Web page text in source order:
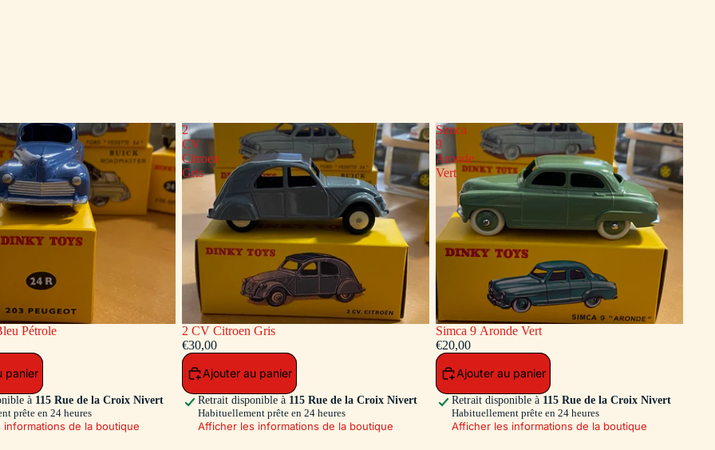
Pétrole
panier
à 115 Rue de la Croix Nivert
prête en 24 heures
de la boutique
2
CV
Citroen
Gris
2 CV Citroen Gris
€30,00
Ajouter au panier
Retrait disponible à 115 Rue de la Croix Nivert
Habituellement prête en 24 heures
Afficher les informations de la boutique
Simca
9
Aronde
Vert
Simca 9 Aronde Vert
€20,00
Ajouter au panier
Retrait disponible à 115 Rue de la Croix Nivert
Habituellement prête en 24 heures
Afficher les informations de la boutique